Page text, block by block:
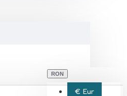
RON
€ Eur